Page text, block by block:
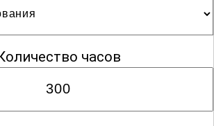
часов